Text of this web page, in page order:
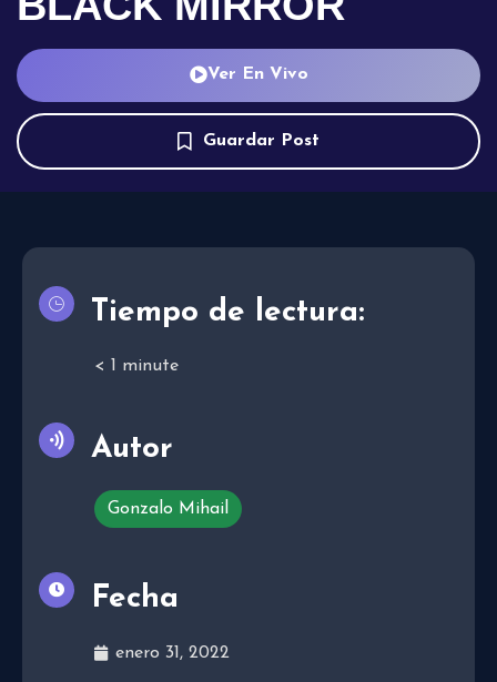
Ver En Vivo
Guardar Post
Tiempo de lectura:
< 1 minute
Autor
Gonzalo Mihail
Fecha
enero 31, 2022